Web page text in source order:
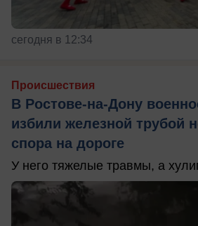
сегодня в 12:34
Происшествия
В Ростове-на-Дону
избили железной трубой
спора на дороге
У него тяжелые травмы, а